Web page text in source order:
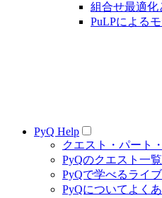
組合せ最適化
PuLPによる
PyQ Help
クエスト・パート
PyQのクエスト一
PyQで学べるライ
PyQについてよく